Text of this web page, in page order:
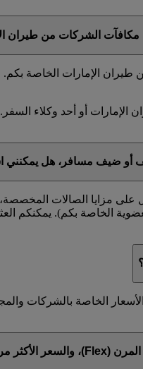
مكافآت الشركات من طيران
الإمارات الخاصة بكم.
الإمارات أو أحد وكلاء
أو ضيف مسافر، هل يمكنني
مزايا الصالات
الخاصة بكم). يمكنكم
الخاصة بالشركات